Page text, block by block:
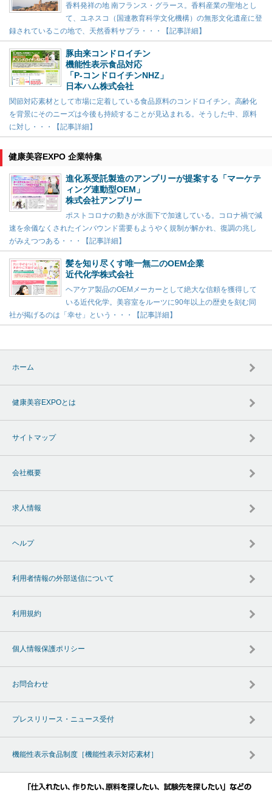
香料発祥の地 南フランス・グラース。香料産業の聖地とし
て、ユネスコ（国連教育科学文化機構）の無形文化遺産に登
録されているこの地で、天然香料サプラ・・・【記事詳細】
豚由来コンドロイチン
機能性表示食品対応
「P-コンドロイチンNHZ」
日本ハム株式会社
関節対応素材として市場に定着している食品原料のコンドロイチン。高齢化
を背景にそのニーズは今後も持続することが見込まれる。そうした中、原料
に対し・・・【記事詳細】
健康美容EXPO 企業特集
進化系受託製造のアンプリーが提案する「マーケテ
ィング連動型OEM」
株式会社アンプリー
ポストコロナの動きが水面下で加速している。コロナ禍で減
速を余儀なくされたインバウンド需要もようやく規制が解かれ、復調の兆し
がみえつつある・・・【記事詳細】
髪を知り尽くす唯一無二のOEM企業
近代化学株式会社
ヘアケア製品のOEMメーカーとして絶大な信頼を獲得して
いる近代化学。美容室をルーツに90年以上の歴史を刻む同
社が掲げるのは「幸せ」という・・・【記事詳細】
ホーム
健康美容EXPOとは
サイトマップ
会社概要
求人情報
ヘルプ
利用者情報の外部送信について
利用規約
個人情報保護ポリシー
お問合わせ
プレスリリース・ニュース受付
機能性表示食品制度［機能性表示対応素材］